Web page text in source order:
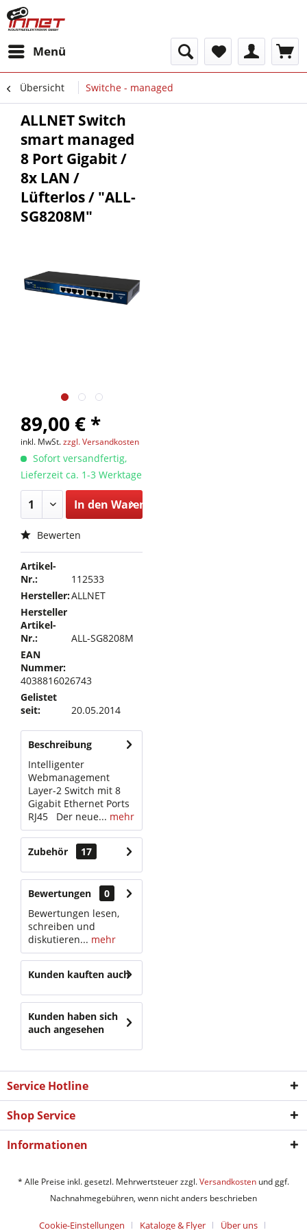
Menü
Übersicht Switche - managed
ALLNET Switch
smart managed
8 Port Gigabit /
8x LAN /
Lüfterlos / "ALL-
SG8208M"
89,00 € *
inkl. MwSt.zzgl. Versandkosten
Sofort versandfertig,
Lieferzeit ca. 1-3 Werktage
In den Warenkorb
Bewerten
Artikel-
Nr.:
112533
Hersteller:ALLNET
Hersteller
Artikel-
Nr.:
ALL-SG8208M
EAN
Nummer:
4038816026743
Gelistet
seit:
20.05.2014
Beschreibung
Intelligenter
Webmanagement
Layer-2 Switch mit 8
Gigabit Ethernet Ports
RJ45 Der neue... mehr
Zubehör 17
Bewertungen
0
Bewertungen lesen,
schreiben und
diskutieren... mehr
Kunden kauften auch
Kunden haben sich
auch angesehen
Service Hotline
Shop Service
Informationen
* Alle Preise inkl. gesetzl. Mehrwertsteuer zzgl.Versandkosten und ggf.
Nachnahmegebühren, wenn nicht anders beschrieben
Cookie-Einstellungen Kataloge & Flyer Über uns